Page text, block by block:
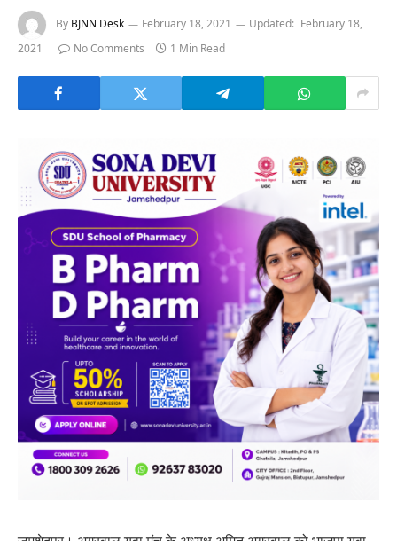
By BJNN Desk February 18, 2021 Updated: February 18,
2021
No Comments 1 Min Read